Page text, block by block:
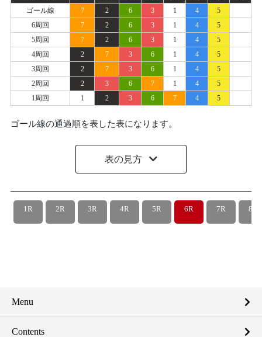
ゴール線
7 2 6 3 1 4
5
6周回
7 2 6 3 1 4
5
5周回
7 2 6 3 1 4
5
4周回
2 7 3 6 1 4
5
3周回
2 7 3 6 1 4
5
2周回
2 3 6 7 1 4
5
1周回
1 2 3 6 7 4 5
ゴール線の通過順を表した表になります。
表の見方
1R 2R 3R 4R 5R 6R 7R 8R
Menu
Contents